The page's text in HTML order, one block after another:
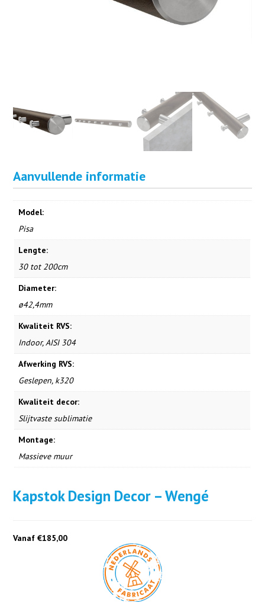
Aanvullende informatie
Model:
Pisa
Lengte:
30 tot 200cm
Diameter:
ø42,4mm
Kwaliteit RVS:
Indoor, AISI 304
Afwerking RVS:
Geslepen, k320
Kwaliteit decor:
Slijtvaste sublimatie
Montage:
Massieve muur
Kapstok Design Decor – Wengé
Vanaf €185,00